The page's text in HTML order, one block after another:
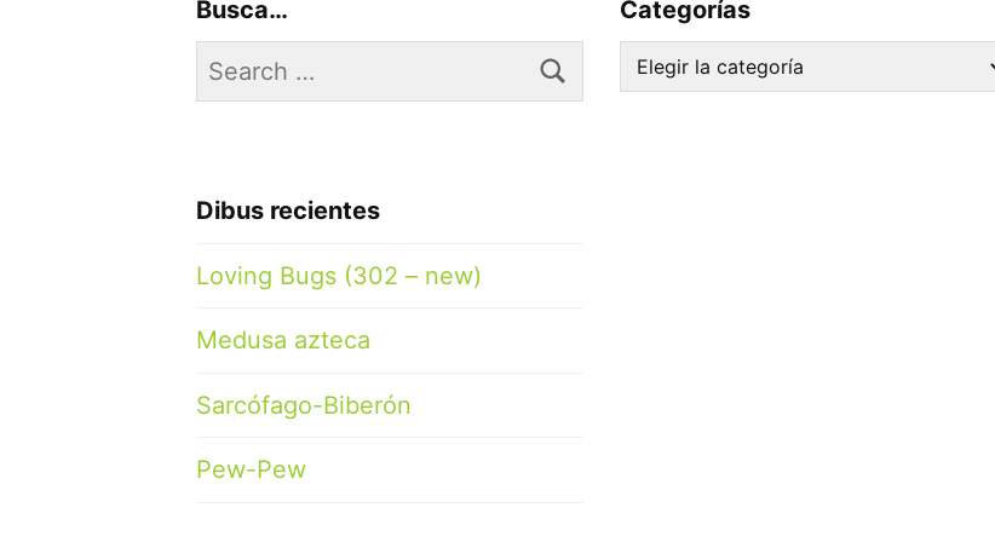
Busca…
Search
for:
Dibus recientes
Loving Bugs (302 – new)
Medusa azteca
Sarcófago-Biberón
Pew-Pew
Categorías
Categorías